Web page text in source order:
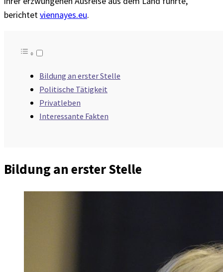
berichtetviennayes.eu.
Bildung an erster Stelle
Politische Tätigkeit
Privatleben
Interessante Fakten
Bildung an erster Stelle